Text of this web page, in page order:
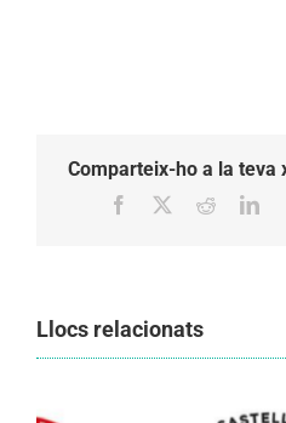
Comparteix-ho a la teva
Facebook Reddit
Llocs relacionats